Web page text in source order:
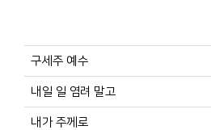
구세주 예수
내일 일 염려 말고
내가 주께로